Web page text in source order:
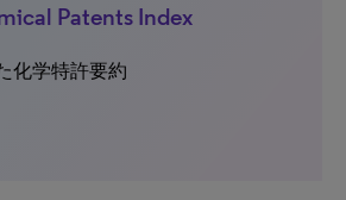
Patents Index
化学特許要約